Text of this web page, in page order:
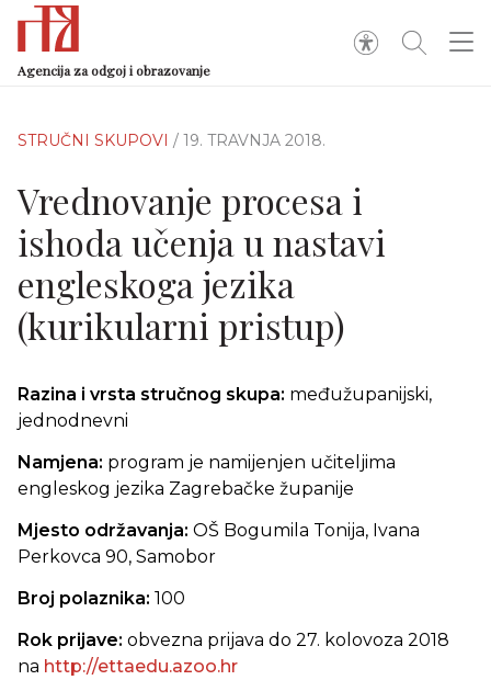
Agencija za odgoj i obrazovanje
STRUČNI SKUPOVI / 19. TRAVNJA 2018.
Vrednovanje procesa i
ishoda učenja u nastavi
engleskoga jezika
(kurikularni pristup)
Razina i vrsta stručnog skupa: međužupanijski,
jednodnevni
Namjena: program je namijenjen učiteljima
engleskog jezika Zagrebačke županije
Mjesto održavanja: OŠ Bogumila Tonija, Ivana
Perkovca 90, Samobor
Broj polaznika: 100
Rok prijave: obvezna prijava do 27. kolovoza 2018
na http://ettaedu.azoo.hr